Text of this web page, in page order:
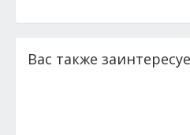
Вас также